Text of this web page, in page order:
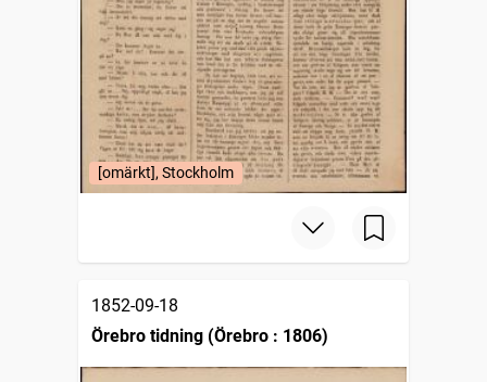
[omärkt], Stockholm
1852-09-18
Örebro tidning (Örebro : 1806)